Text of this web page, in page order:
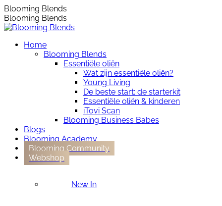
Skip
to
content
Instagram
page
opens
new
Blooming Blends
Blooming Blends
Home
Blooming Blends
Essentiële oliën
Wat zijn essentiële oliën?
Young Living
De beste start: de starterkit
Essentiële oliën & kinderen
iTovi Scan
Blooming Business Babes
Blogs
Blooming Academy
Blooming Community
Webshop
New In